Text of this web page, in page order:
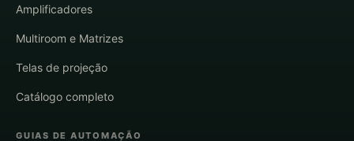
Amplificadores
Multiroom e Matrizes
Telas de projeção
Catálogo completo
GUIAS DE AUTOMAÇÃO